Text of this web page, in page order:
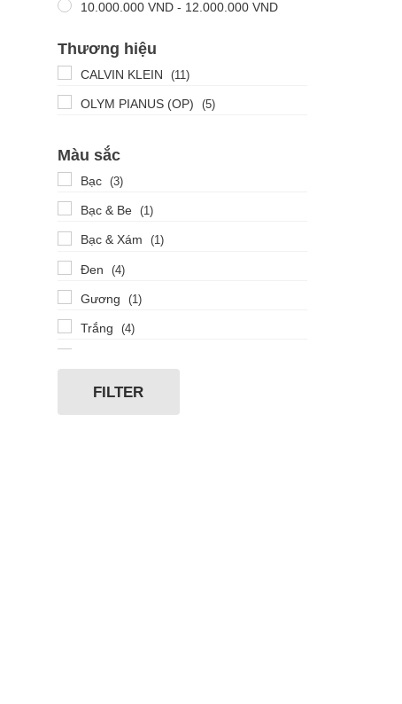
10.000.000VND - 12.000.000VND
Thương hiệu
CALVIN KLEIN (11)
OLYM PIANUS (OP) (5)
Màu sắc
Bạc (3)
Bạc & Be (1)
Bạc & Xám (1)
Đen (4)
Gương (1)
Trắng (4)
Xanh (1)
FILTER